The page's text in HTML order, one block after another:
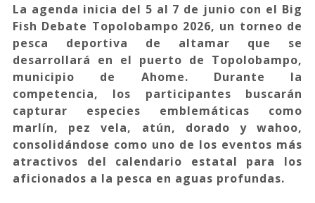
La agenda inicia del 5 al 7 de junio con el Big
Fish Debate Topolobampo 2026, un torneo de
pesca deportiva de altamar que se
desarrollará en el puerto de Topolobampo,
municipio de Ahome. Durante la
competencia, los participantes buscarán
capturar especies emblemáticas como
marlín, pez vela, atún, dorado y wahoo,
consolidándose como uno de los eventos más
atractivos del calendario estatal para los
aficionados a la pesca en aguas profundas.